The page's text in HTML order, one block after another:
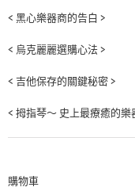
< 黑心樂器商的告白 >
< 烏克麗麗選購心法 >
< 吉他保存的關鍵秘密 >
< 拇指琴～ 史上最療癒的樂
購物車